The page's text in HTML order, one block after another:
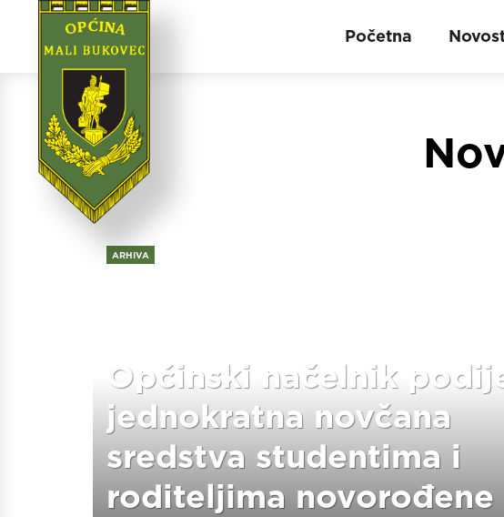
Početna
ARHIVA
Općinski načelnik
jednokratna novčana
sredstva studentima i
roditeljima novorođene